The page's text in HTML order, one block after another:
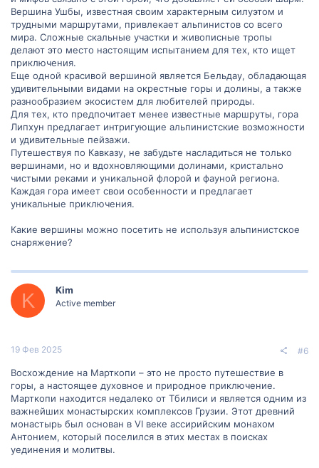
Вершина Ушбы, известная своим характерным силуэтом и
трудными маршрутами, привлекает альпинистов со всего
мира. Сложные скальные участки и живописные тропы
делают это место настоящим испытанием для тех, кто ищет
приключения.
Еще одной красивой вершиной является Бельдау, обладающая
удивительными видами на окрестные горы и долины, а также
разнообразием экосистем для любителей природы.
Для тех, кто предпочитает менее известные маршруты, гора
Липхун предлагает интригующие альпинистские возможности
и удивительные пейзажи.
Путешествуя по Кавказу, не забудьте насладиться не только
вершинами, но и вдохновляющими долинами, кристально
чистыми реками и уникальной флорой и фауной региона.
Каждая гора имеет свои особенности и предлагает
уникальные приключения.
Какие вершины можно посетить не используя альпинистское
снаряжение?
K Kim
Active member
19 Фев 2025 #6
Восхождение на Марткопи – это не просто путешествие в
горы, а настоящее духовное и природное приключение.
Марткопи находится недалеко от Тбилиси и является одним из
важнейших монастырских комплексов Грузии. Этот древний
монастырь был основан в VI веке ассирийским монахом
Антонием, который поселился в этих местах в поисках
уединения и молитвы.